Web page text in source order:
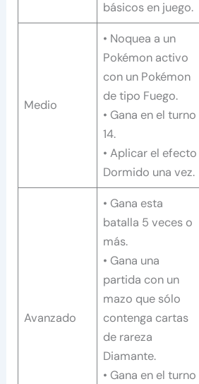
básicos en juego.
Medio
• Noquea a un
Pokémon activo
con un Pokémon
de tipo Fuego.
• Gana en el turno
14.
• Aplicar el efecto
Dormido una vez.
Avanzado
• Gana esta
batalla 5 veces o
más.
• Gana una
partida con un
mazo que sólo
contenga cartas
de rareza
Diamante.
• Gana en el turno